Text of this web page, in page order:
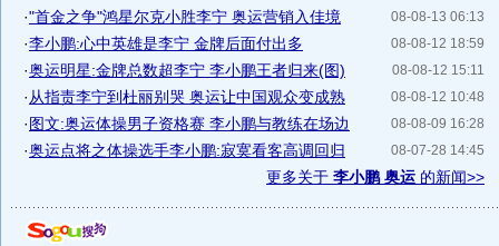
08-08-13 06:13
·"首金之争"鸿星尔克小胜李宁 奥运营销入佳境
08-08-12 18:59
·李小鹏:心中英雄是李宁 金牌后面付出多
08-08-12 15:11
·奥运明星:金牌总数超李宁 李小鹏王者归来(图)
08-08-12 10:48
· 从指责李宁到杜丽别哭 奥运让中国观众变成熟
08-08-09 16:28
·图文:奥运体操男子资格赛 李小鹏与教练在场边
08-07-28 14:45
·奥运点将之体操选手李小鹏:寂寞看客高调回归
更多关于 李小鹏 奥运 的新闻>>